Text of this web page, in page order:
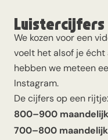
We kozen voor een
voelt het alsof je
hebben we meteen
Instagram.
De cijfers op een rijtje:
800–900
700–800